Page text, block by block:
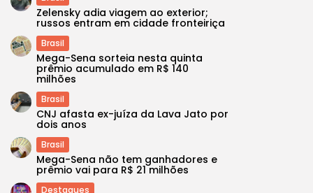
Zelensky adia viagem ao exterior;
russos entram em cidade fronteiriça
Brasil
Mega-Sena sorteia nesta quinta
prêmio acumulado em R$ 140
milhões
Brasil
CNJ afasta ex-juíza da Lava Jato por
dois anos
Brasil
Mega-Sena não tem ganhadores e
prêmio vai para R$ 21 milhões
Destaques